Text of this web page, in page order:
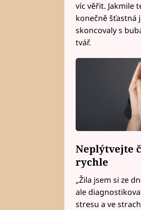
víc věřit. Jakmile
konečně šťastná
skoncovaly s
tvář.
Neplýtvejte
rychle
„Žila jsem si ze
ale
stresu a ve